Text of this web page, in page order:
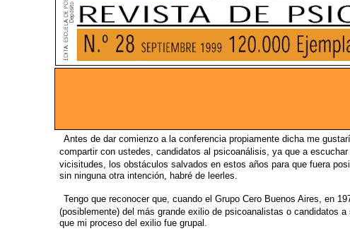
Antes de dar comienzo a la conferencia propiamente dicha me
compartir con ustedes, candidatos al psicoanálisis, ya que a
vicisitudes, los obstáculos salvados en estos años para que fuera
sin ninguna otra intención, habré de leerles.
Tengo que reconocer que, cuando el Grupo Cero Buenos Aires, en
(posiblemente) del más grande exilio de psicoanalistas o candidatos
que mi proceso del exilio fue grupal.